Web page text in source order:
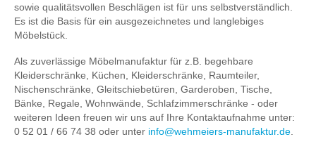
sowie qualitätsvollen Beschlägen ist für uns selbstverständlich.
Es ist die Basis für ein ausgezeichnetes und langlebiges
Möbelstück.
Als zuverlässige Möbelmanufaktur für z.B. begehbare
Kleiderschränke, Küchen, Kleiderschränke, Raumteiler,
Nischenschränke, Gleitschiebetüren, Garderoben, Tische,
Bänke, Regale, Wohnwände, Schlafzimmerschränke - oder
weiteren Ideen freuen wir uns auf Ihre Kontaktaufnahme unter:
0 52 01 / 66 74 38 oder unter info@wehmeiers-manufaktur.de.